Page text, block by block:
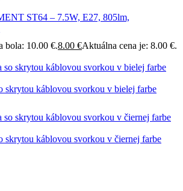
ST64 – 7.5W, E27, 805lm,
bola: 10.00 €.8.00 €Aktuálna cena je: 8.00 €.
skrytou káblovou svorkou v bielej farbe
skrytou káblovou svorkou v čiernej farbe